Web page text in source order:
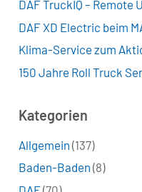
DAF TruckIQ – Remote
DAF XD Electric beim
Klima-Service zum
150 Jahre Roll Truck
Kategorien
Allgemein (137)
Baden-Baden (8)